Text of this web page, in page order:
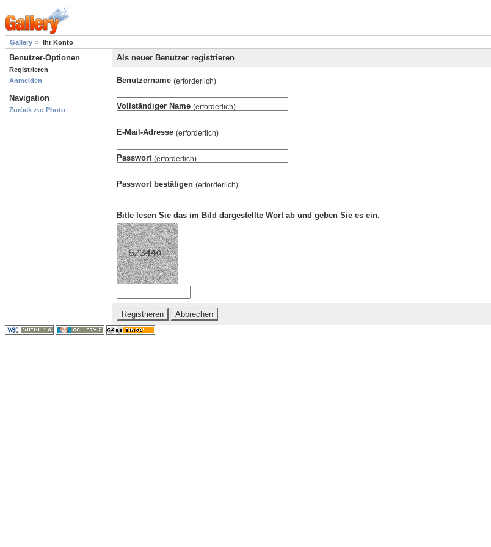
Gallery Ihr Konto
Benutzer-Optionen
Registrieren
Anmelden
Navigation
Zurück zu: Photo
Als neuer Benutzer registrieren
Benutzername (erforderlich)
Vollständiger Name (erforderlich)
E-Mail-Adresse (erforderlich)
Passwort (erforderlich)
Passwort bestätigen (erforderlich)
Bitte lesen Sie das im Bild dargestellte Wort ab und geben Sie es ein.